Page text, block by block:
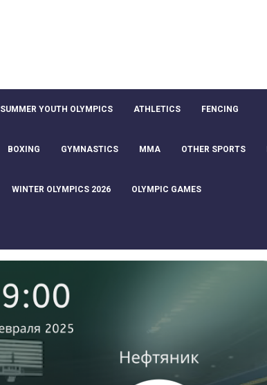
SUMMER YOUTH OLYMPICS ATHLETICS FENCING
BOXING GYMNASTICS MMA OTHER SPORTS
WINTER OLYMPICS 2026 OLYMPIC GAMES